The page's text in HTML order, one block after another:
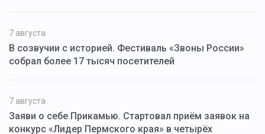
7 августа
В созвучии с историей. Фестиваль «Звоны России»
собрал более 17 тысяч посетителей
7 августа
Заяви о себе Прикамью. Стартовал приём заявок на
конкурс «Лидер Пермского края» в четырёх